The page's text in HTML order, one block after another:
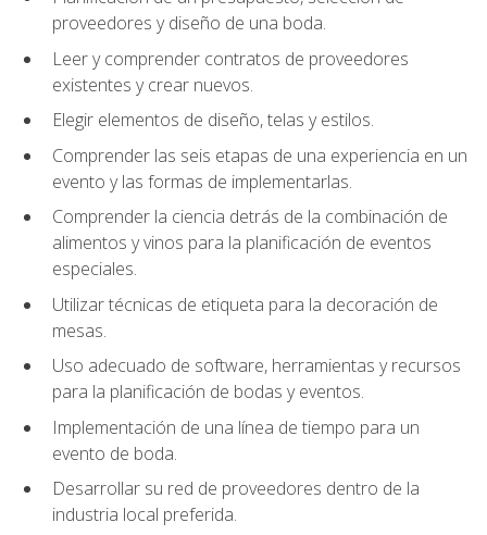
proveedores y diseño de una boda.
Leer y comprender contratos de proveedores
existentes y crear nuevos.
Elegir elementos de diseño, telas y estilos.
Comprender las seis etapas de una experiencia en un
evento y las formas de implementarlas.
Comprender la ciencia detrás de la combinación de
alimentos y vinos para la planificación de eventos
especiales.
Utilizar técnicas de etiqueta para la decoración de
mesas.
Uso adecuado de software, herramientas y recursos
para la planificación de bodas y eventos.
Implementación de una línea de tiempo para un
evento de boda.
Desarrollar su red de proveedores dentro de la
industria local preferida.